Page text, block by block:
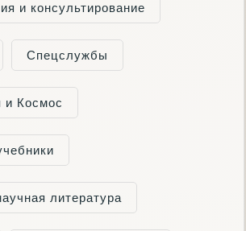
и консультирование
Cпецслужбы
и Космос
литература